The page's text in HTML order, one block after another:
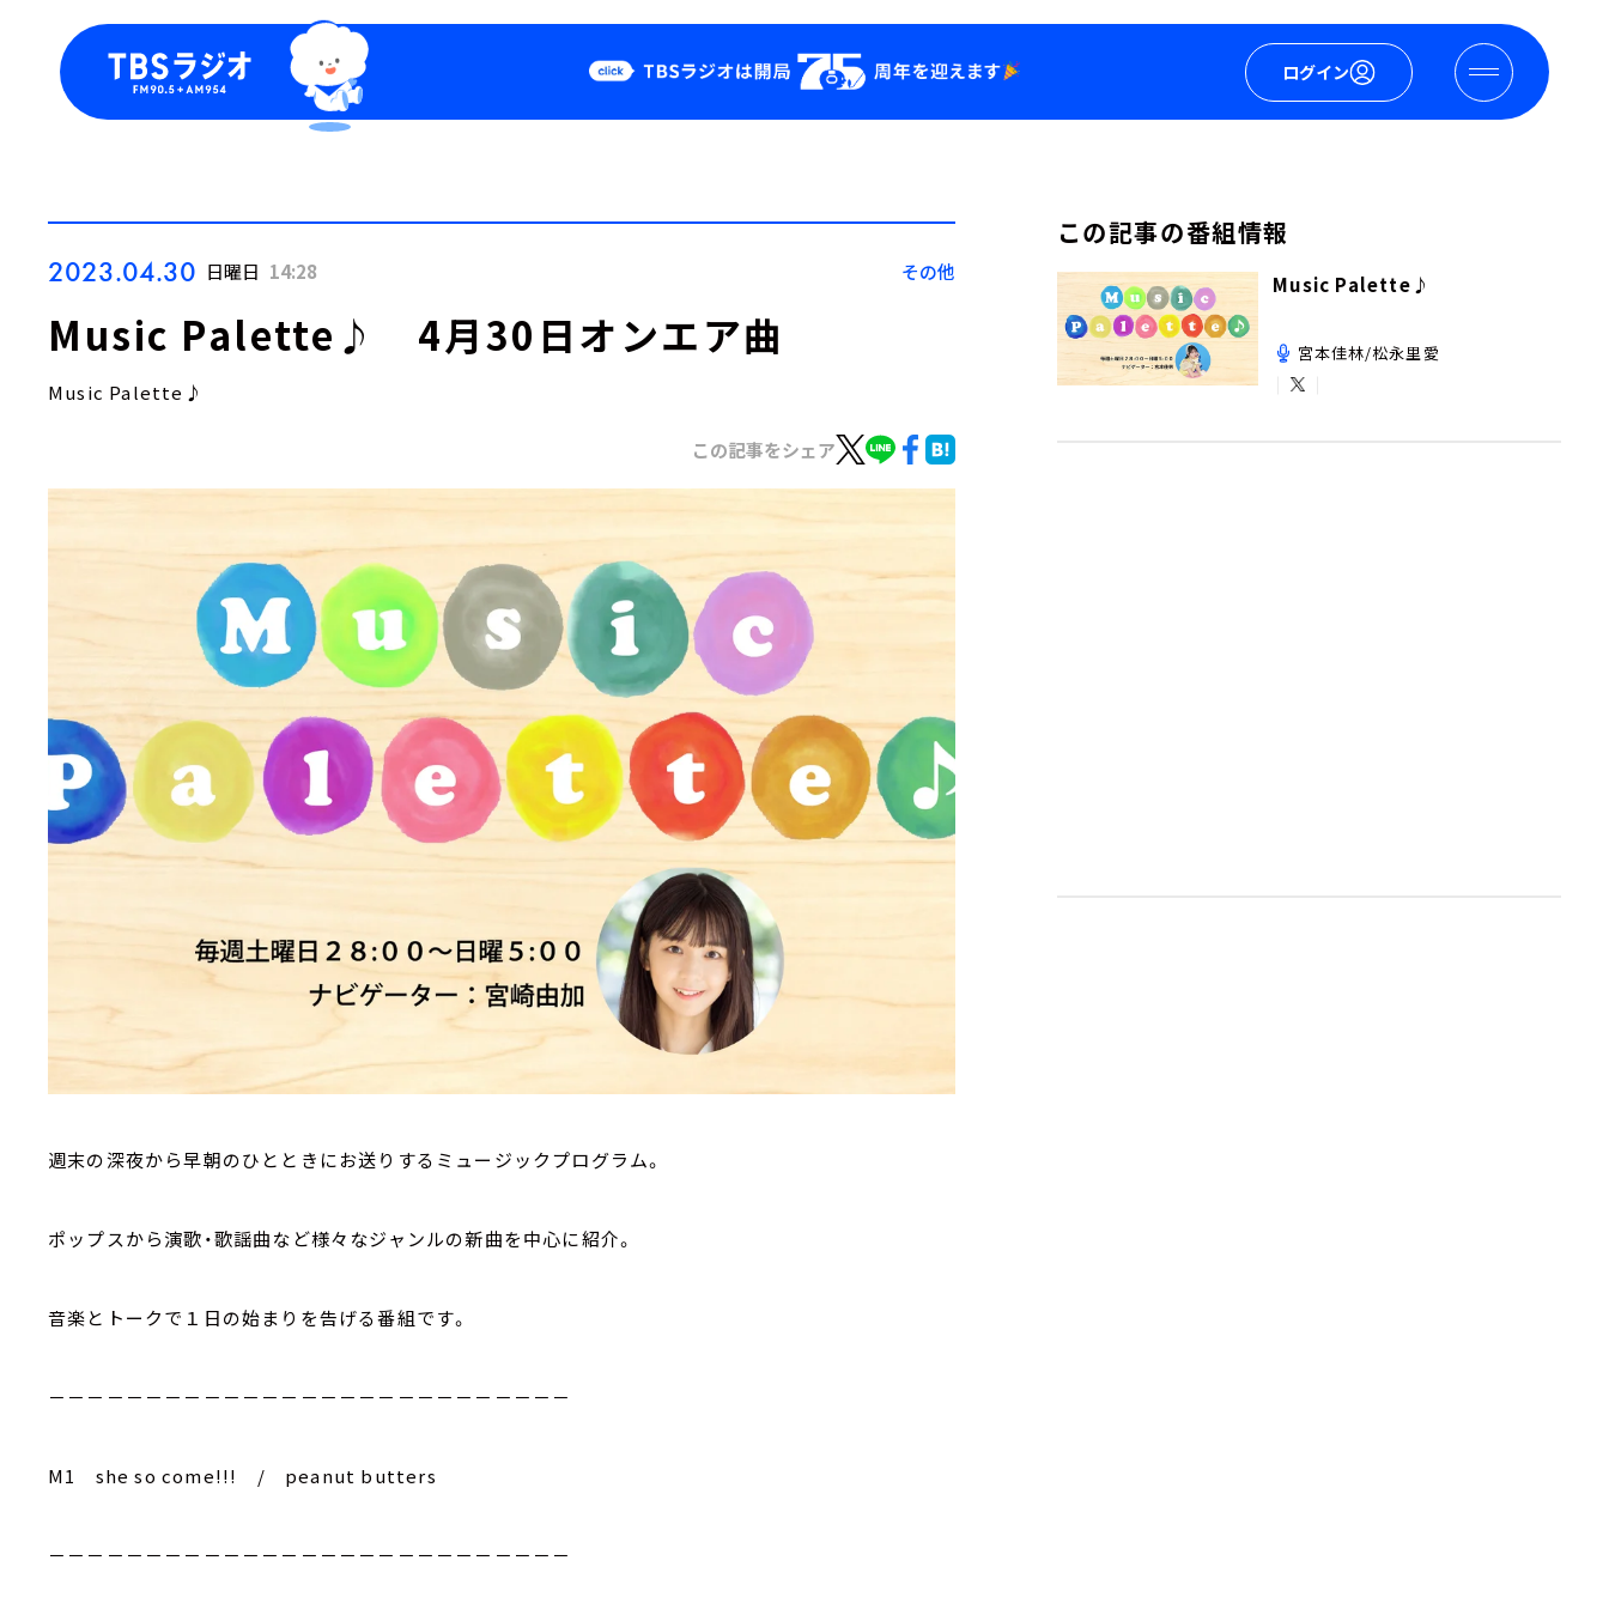
ログイン
Podcast
YouTube
2023.04.30 日曜日 14:28 その他
Music Palette♪ 4月30日オンエア曲
Music Palette♪
この記事をシェア
週末の深夜から早朝のひとときにお送りするミュージックプログラム。
ポップスから演歌・歌謡曲など様々なジャンルの新曲を中心に紹介。
音楽とトークで１日の始まりを告げる番組です。
－－－－－－－－－－－－－－－－－－－－－－－－－－－
M1 she so come!!! / peanut butters
－－－－－－－－－－－－－－－－－－－－－－－－－－－
この記事の番組情報
Music Palette♪
宮本佳林/松永里愛